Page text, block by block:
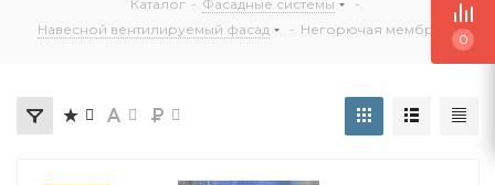
Каталог - Фасадные системы
-
Навесной вентилируемый фасад
- Негорючая мембрана
0